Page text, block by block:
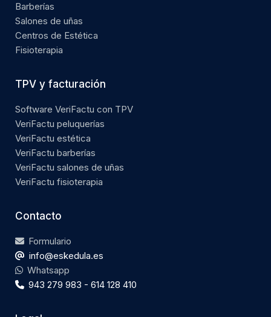
Barberías
Salones de uñas
Centros de Estética
Fisioterapia
TPV y facturación
Software VeriFactu con TPV
VeriFactu peluquerías
VeriFactu estética
VeriFactu barberías
VeriFactu salones de uñas
VeriFactu fisioterapia
Contacto
Formulario
info@eskedula.es
Whatsapp
943 279 983 - 614 128 410